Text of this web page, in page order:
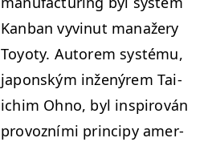
Kan­ban vyv­in­ut man­ažery
Toy­oty. Autorem sys­té­mu,
japon­ským inženýrem Tai­
ichim Ohno, byl inspirován
provozní­mi prin­cipy amer­